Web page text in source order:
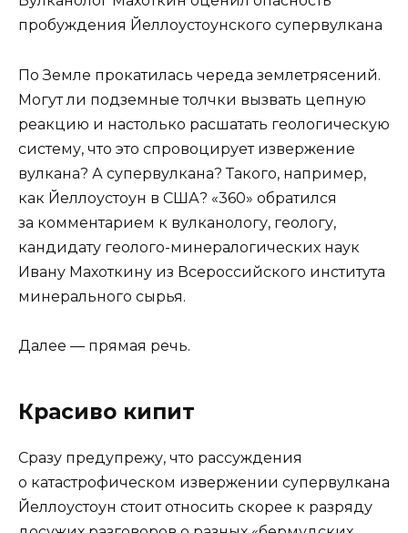
пробуждения Йеллоустоунского супервулкана
По Земле прокатилась череда землетрясений.
Могут ли подземные толчки вызвать цепную
реакцию и настолько расшатать геологическую
систему, что это спровоцирует извержение
вулкана? А супервулкана? Такого, например,
как Йеллоустоун в США? «360» обратился
за комментарием к вулканологу, геологу,
кандидату геолого-минералогических наук
Ивану Махоткину из Всероссийского института
минерального сырья.
Далее — прямая речь.
Красиво кипит
Сразу предупрежу, что рассуждения
о катастрофическом извержении супервулкана
Йеллоустоун стоит относить скорее к разряду